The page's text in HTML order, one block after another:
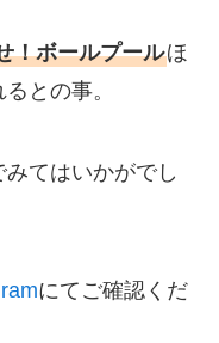
！ボールプールほ
との事。
てはいかがでし
にてご確認くだ